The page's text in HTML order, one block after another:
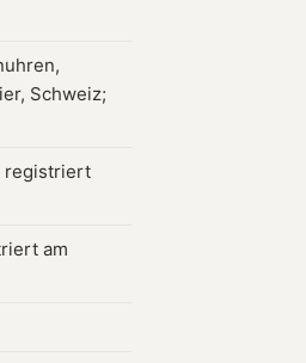
Schweiz;
registriert
am